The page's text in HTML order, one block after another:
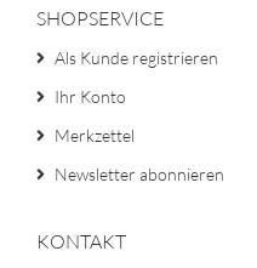
SHOPSERVICE
Als Kunde registrieren
Ihr Konto
Merkzettel
Newsletter abonnieren
KONTAKT